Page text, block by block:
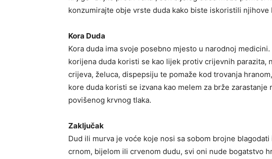
konzumirajte obje vrste duda kako biste iskoristili njihove
Kora Duda
Kora duda ima svoje posebno mjesto u narodnoj
korijena duda koristi se kao lijek protiv crijevnih parazita,
crijeva, želuca, dispepsiju te pomaže kod trovanja
kore duda koristi se izvana kao melem za brže
povišenog krvnog tlaka.
Zaključak
Dud ili murva je voće koje nosi sa sobom brojne
crnom, bijelom ili crvenom dudu, svi oni nude bogatstvo